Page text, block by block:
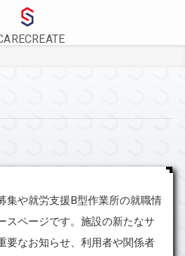
集や就労支援B型作業所の就職情
スページです。施設の新たなサ
要なお知らせ、利用者や関係者